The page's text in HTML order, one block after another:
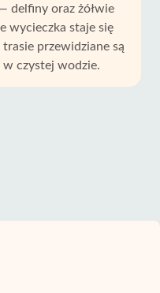
delfiny oraz żółwie
wycieczka staje się
przewidziane są
czystej wodzie.